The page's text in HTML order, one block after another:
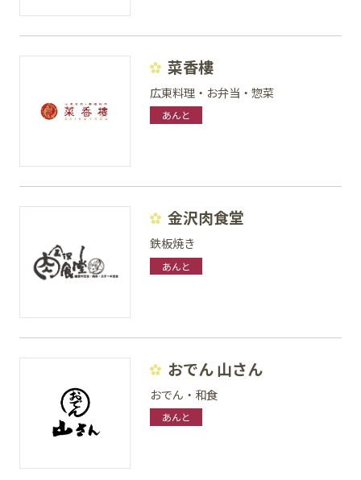
菜香樓
広東料理・お弁当・惣菜
あんと
金沢肉食堂
鉄板焼き
あんと
おでん 山さん
おでん・和食
あんと